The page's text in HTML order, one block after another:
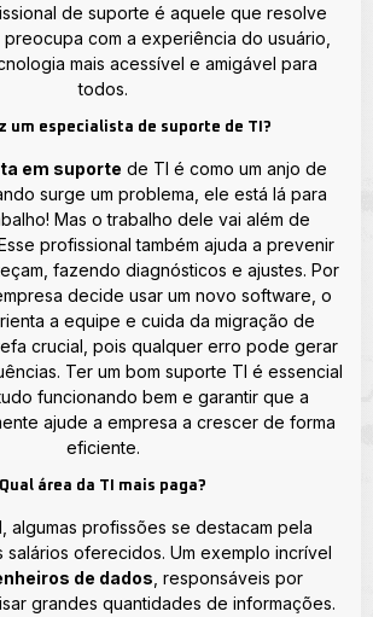
de suporte é aquele que resolve
com a experiência do usuário,
mais acessível e amigável para
todos.
um especialista de suporte de TI?
em suporte de TI é como um anjo de
surge um problema, ele está lá para
Mas o trabalho dele vai além de
profissional também ajuda a prevenir
fazendo diagnósticos e ajustes. Por
decide usar um novo software, o
a equipe e cuida da migração de
crucial, pois qualquer erro pode gerar
Ter um bom suporte TI é essencial
funcionando bem e garantir que a
ajude a empresa a crescer de forma
eficiente.
Qual área da TI mais paga?
algumas profissões se destacam pela
salários oferecidos. Um exemplo incrível
de dados , responsáveis por
grandes quantidades de informações.